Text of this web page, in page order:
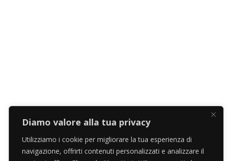
Diamo valore alla tua privacy
Utilizziamo i cookie per migliorare la tua esperienza di
navigazione, offrirti contenuti personalizzati e analizzare il